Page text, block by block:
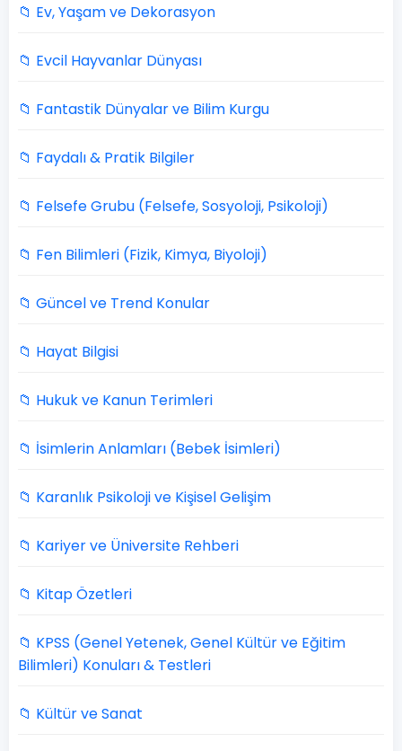
📁 Ev, Yaşam ve Dekorasyon
📁 Evcil Hayvanlar Dünyası
📁 Fantastik Dünyalar ve Bilim Kurgu
📁 Faydalı & Pratik Bilgiler
📁 Felsefe Grubu (Felsefe, Sosyoloji, Psikoloji)
📁 Fen Bilimleri (Fizik, Kimya, Biyoloji)
📁 Güncel ve Trend Konular
📁 Hayat Bilgisi
📁 Hukuk ve Kanun Terimleri
📁 İsimlerin Anlamları (Bebek İsimleri)
📁 Karanlık Psikoloji ve Kişisel Gelişim
📁 Kariyer ve Üniversite Rehberi
📁 Kitap Özetleri
📁 KPSS (Genel Yetenek, Genel Kültür ve Eğitim
Bilimleri) Konuları & Testleri
📁 Kültür ve Sanat